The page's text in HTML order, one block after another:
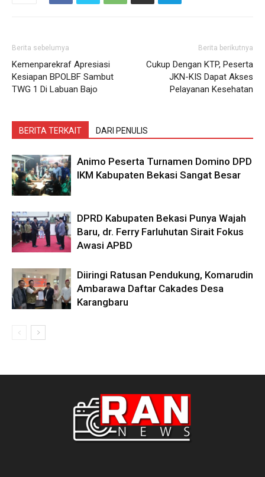
Berita sebelumya
Kemenparekraf Apresiasi
Kesiapan BPOLBF Sambut
TWG 1 Di Labuan Bajo
Berita berikutnya
Cukup Dengan KTP, Peserta
JKN-KIS Dapat Akses
Pelayanan Kesehatan
BERITA TERKAIT DARI PENULIS
Animo Peserta Turnamen Domino DPD
IKM Kabupaten Bekasi Sangat Besar
DPRD Kabupaten Bekasi Punya Wajah
Baru, dr. Ferry Farluhutan Sirait Fokus
Awasi APBD
Diiringi Ratusan Pendukung, Komarudin
Ambarawa Daftar Cakades Desa
Karangbaru